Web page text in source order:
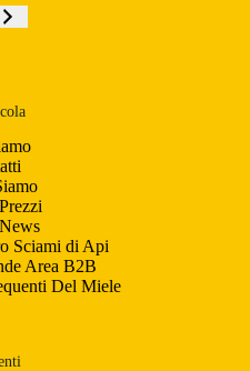
Sciami di Api
Area B2B
Del Miele